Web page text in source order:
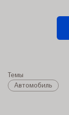
Темы
Автомобиль